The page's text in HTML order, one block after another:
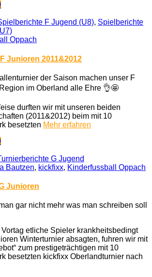
F Jugend (U8), Spielberichte
Oppach
Junioren 2011&2012
der Saison machen unser F
im Oberland alle Ehre 👌🤩
durften wir mit unseren beiden
(2011&2012) beim mit 10
besetzten Mehr erfahren
G Jugend
Bautzen, kickfixx, Kinderfussball Oppach
Junioren
gar nicht mehr was man schreiben soll
etliche Spieler krankheitsbedingt
Winterturnier absagten, fuhren wir mit
zum prestigeträchtigen mit 10
besetzten kickfixx Oberlandturnier nach